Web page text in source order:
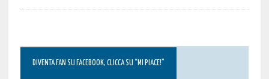
DIVENTA FAN SU FACEBOOK, CLICCA SU “MI PIACE!”